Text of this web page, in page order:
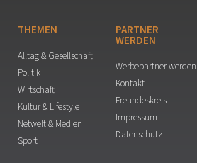
THEMEN
Alltag & Gesellschaft
Politik
Wirtschaft
Kultur & Lifestyle
Netwelt & Medien
Sport
PARTNER
WERDEN
Werbepartner werden
Kontakt
Freundeskreis
Impressum
Datenschutz